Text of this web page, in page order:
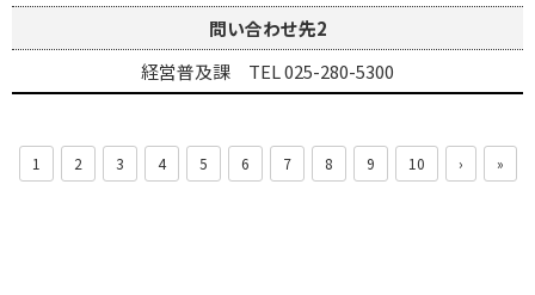
問い合わせ先2
経営普及課 TEL 025-280-5300
1 2 3 4 5 6 7 8 9 10 › »